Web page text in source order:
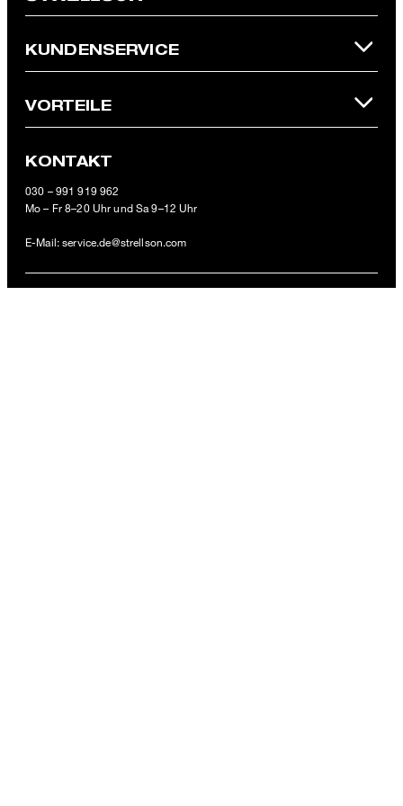
129,95 €
* Pflichtfeld
**Der 10 € Gutschein ist einmalig ab einem Mindestbestellwert von
100 € (Wert nach Abzug von Retouren/Warenrückgaben) im
KUNDENSERVICE
VORTEILE
KONTAKT
030 – 991 919 962
Mo – Fr 8–20 Uhr und Sa 9–12 Uhr
E-Mail:service.de@strellson.com